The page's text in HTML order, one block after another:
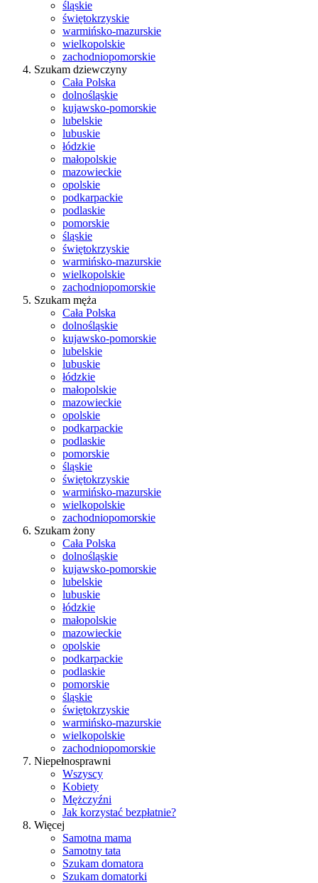
śląskie
świętokrzyskie
warmińsko-mazurskie
wielkopolskie
zachodniopomorskie
Szukam dziewczyny
Cała Polska
dolnośląskie
kujawsko-pomorskie
lubelskie
lubuskie
łódzkie
małopolskie
mazowieckie
opolskie
podkarpackie
podlaskie
pomorskie
śląskie
świętokrzyskie
warmińsko-mazurskie
wielkopolskie
zachodniopomorskie
Szukam męża
Cała Polska
dolnośląskie
kujawsko-pomorskie
lubelskie
lubuskie
łódzkie
małopolskie
mazowieckie
opolskie
podkarpackie
podlaskie
pomorskie
śląskie
świętokrzyskie
warmińsko-mazurskie
wielkopolskie
zachodniopomorskie
Szukam żony
Cała Polska
dolnośląskie
kujawsko-pomorskie
lubelskie
lubuskie
łódzkie
małopolskie
mazowieckie
opolskie
podkarpackie
podlaskie
pomorskie
śląskie
świętokrzyskie
warmińsko-mazurskie
wielkopolskie
zachodniopomorskie
Niepełnosprawni
Wszyscy
Kobiety
Mężczyźni
Jak korzystać bezpłatnie?
Więcej
Samotna mama
Samotny tata
Szukam domatora
Szukam domatorki